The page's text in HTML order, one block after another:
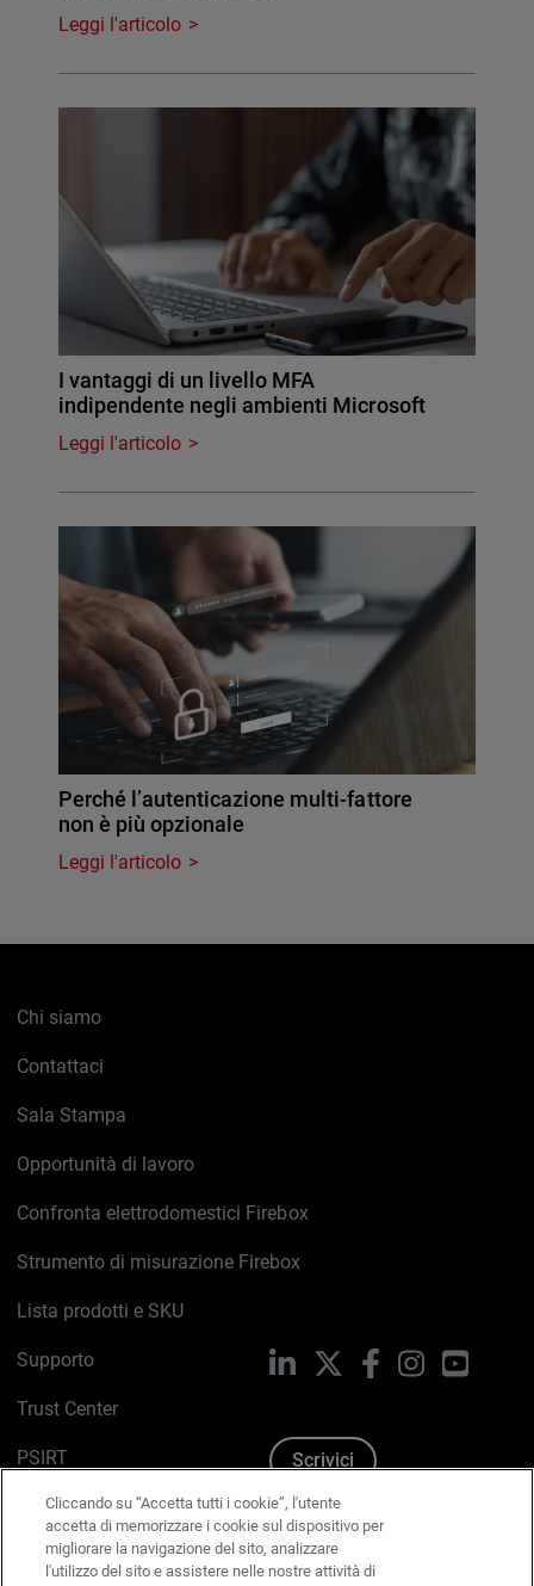
Leggi l'articolo
I vantaggi di un livello MFA
indipendente negli ambienti Microsoft
Leggi l'articolo
Perché l’autenticazione multi-fattore
non è più opzionale
Leggi l'articolo
Chi siamo
Contattaci
Sala Stampa
Opportunità di lavoro
Confronta elettrodomestici Firebox
Strumento di misurazione Firebox
Lista prodotti e SKU
Supporto
Trust Center
PSIRT
Politica sui cookie
Informativa sulla privacy
LinkedIn FacebookInstagram
Scrivici
Cliccando su “Accetta tutti i cookie”, l'utente
accetta di memorizzare i cookie sul dispositivo per
migliorare la navigazione del sito, analizzare
l'utilizzo del sito e assistere nelle nostre attività di